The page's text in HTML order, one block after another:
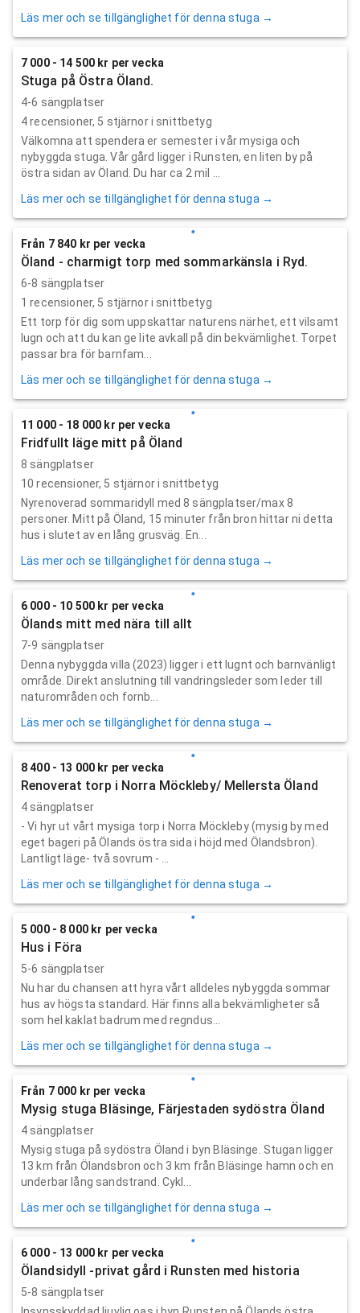
Läs mer och se tillgänglighet för denna stuga →
7 000 - 14 500 kr per vecka
Stuga på Östra Öland.
4-6 sängplatser
4recensioner, 5 stjärnor i snittbetyg
VäIkomna att spendera er semester i vår mysiga och
nybyggda stuga. Vår gård ligger i Runsten, en liten by på
östra sidan av Öland. Du har ca 2 mil ...
Läs mer och se tillgänglighet för denna stuga →
Från 7 840 kr per vecka
Öland - charmigt torp med sommarkänsla i Ryd.
6-8 sängplatser
1 recensioner, 5 stjärnor i snittbetyg
Ett torp för dig som uppskattar naturens närhet, ett vilsamt
lugn och att du kan ge lite avkall på din bekvämlighet. Torpet
passar bra för barnfam...
Läs mer och se tillgänglighet för denna stuga →
11 000 - 18 000 kr per vecka
Fridfullt läge mitt på Öland
8 sängplatser
10 recensioner, 5 stjärnor i snittbetyg
Nyrenoverad sommaridyll med 8 sängplatser/max 8
personer. Mitt på Öland, 15 minuter från bron hittar ni detta
hus i slutet av en lång grusväg. En...
Läs mer och se tillgänglighet för denna stuga →
6 000 - 10 500 kr per vecka
Ölands mitt med nära till allt
7-9 sängplatser
Denna nybyggda villa (2023) ligger i ett lugnt och barnvänligt
område. Direkt anslutning till vandringsleder som leder till
naturområden och fornb...
Läs mer och se tillgänglighet för denna stuga →
8 400 - 13 000 kr per vecka
Renoverat torp i Norra Möckleby/ Mellersta Öland
4 sängplatser
- Vi hyr ut vårt mysiga torp i Norra Möckleby (mysig by med
eget bageri på Ölands östra sida i höjd med Ölandsbron).
Lantligt läge- två sovrum - ...
Läs mer och se tillgänglighet för denna stuga →
5 000 - 8 000 kr per vecka
Hus i Föra
5-6 sängplatser
Nu har du chansen att hyra vårt alldeles nybyggda sommar
hus av högsta standard. Här finns alla bekvämligheter så
som hel kaklat badrum med regndus...
Läs mer och se tillgänglighet för denna stuga →
Från 7 000 kr per vecka
Mysig stuga Bläsinge, Färjestaden sydöstra Öland
4 sängplatser
Mysig stuga på sydöstra Öland i byn Bläsinge. Stugan ligger
13 km från Ölandsbron och 3 km från Bläsinge hamn och en
underbar lång sandstrand. Cykl...
Läs mer och se tillgänglighet för denna stuga →
6 000 - 13 000 kr per vecka
Ölandsidyll -privat gård i Runsten med historia
5-8 sängplatser